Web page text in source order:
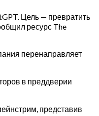
Цель — превратить
ресурс The
перенаправляет
в преддверии
представив